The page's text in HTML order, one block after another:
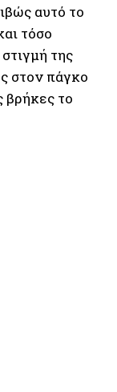
αυτό το
τόσο
της
στον πάγκο
βρήκες το